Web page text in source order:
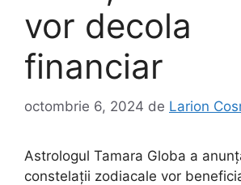
vor decola
financiar
octombrie 6, 2024 de Larion
Astrologul Tamara Globa a
constelații zodiacale vor